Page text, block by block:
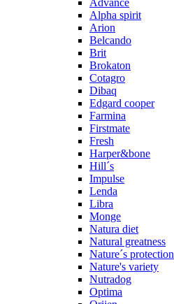
Advance
Alpha spirit
Arion
Belcando
Brit
Brokaton
Cotagro
Dibaq
Edgard cooper
Farmina
Firstmate
Fresh
Harper&bone
Hill´s
Impulse
Lenda
Libra
Monge
Natura diet
Natural greatness
Nature´s protection
Nature's variety
Nutradog
Optima